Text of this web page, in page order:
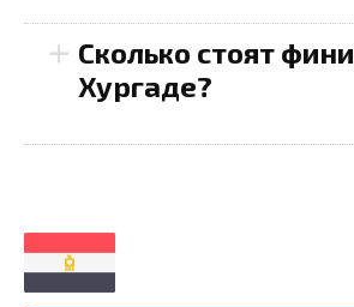
+ Сколько стоят
Хургаде?